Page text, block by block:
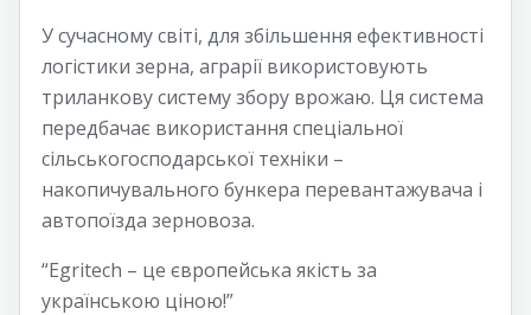
У сучасному світі, для збільшення ефективності
логістики зерна, аграрії використовують
триланкову систему збору врожаю. Ця система
передбачає використання спеціальної
сільськогосподарської техніки –
накопичувального бункера перевантажувача і
автопоїзда зерновоза.
“Egritech – це європейська якість за
українською ціною!”